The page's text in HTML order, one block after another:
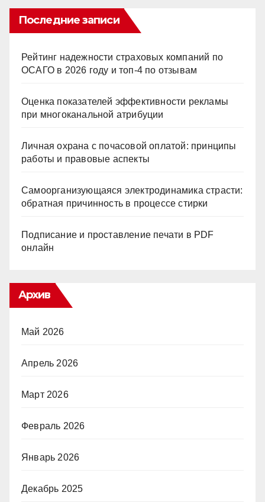
Последние записи
Рейтинг надежности страховых компаний по
ОСАГО в 2026 году и топ-4 по отзывам
Оценка показателей эффективности рекламы
при многоканальной атрибуции
Личная охрана с почасовой оплатой: принципы
работы и правовые аспекты
Самоорганизующаяся электродинамика страсти:
обратная причинность в процессе стирки
Подписание и проставление печати в PDF
онлайн
Архив
Май 2026
Апрель 2026
Март 2026
Февраль 2026
Январь 2026
Декабрь 2025